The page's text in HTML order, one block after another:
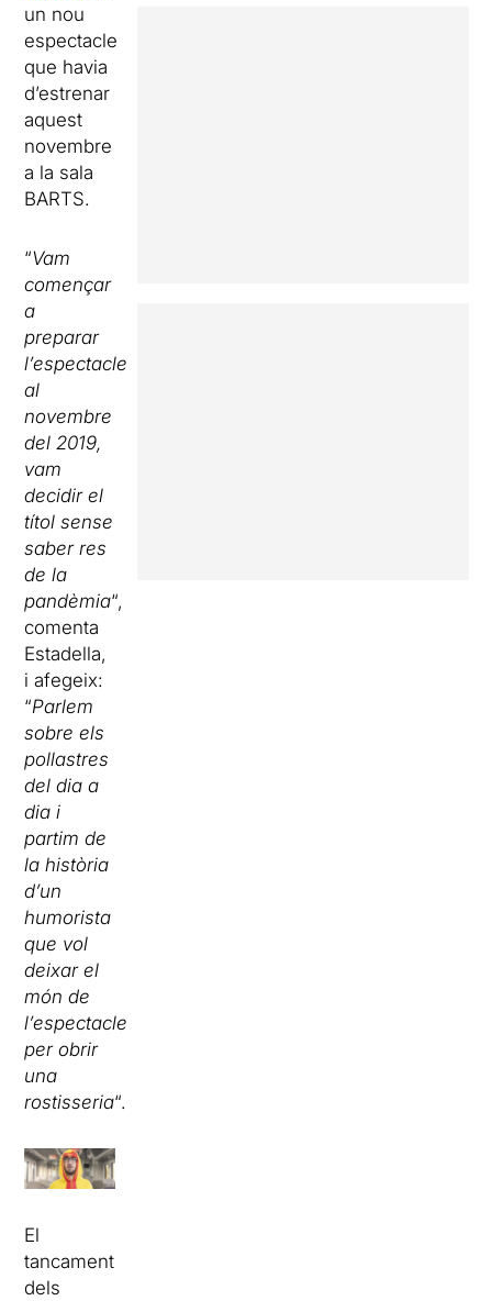
un nou
espectacle
que havia
d’estrenar
aquest
novembre
a la sala
BARTS.
“Vam
començar
a
preparar
l’espectacle
al
novembre
del 2019,
vam
decidir el
títol sense
saber res
de la
pandèmia“,
comenta
Estadella,
i afegeix:
“Parlem
sobre els
pollastres
del dia a
dia i
partim de
la història
d’un
humorista
que vol
deixar el
món de
l’espectacle
per obrir
una
rostisseria“.
El
tancament
dels